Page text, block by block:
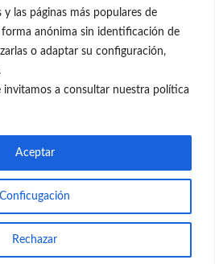
y las páginas más populares de
anónima sin identificación de
o adaptar su configuración,
invitamos a consultar nuestra política
Conficugación
Rechazar
Aceptar